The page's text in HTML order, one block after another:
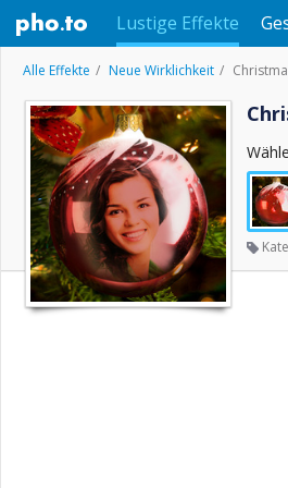
Lustige Effekte
Alle Effekte Neue Wirklichkeit